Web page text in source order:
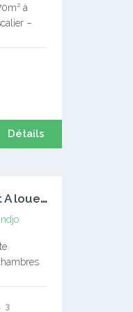
à
–
–
Détails
A
ppartement A louer Bonandjo
01
3